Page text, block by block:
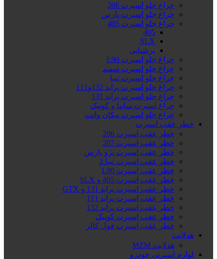
چراغ جلو اسپرت 206
چراغ جلو اسپرت پارس
چراغ جلو اسپرت 405
405
SLX
پرشیایی
چراغ جلو اسپرت L90
چراغ جلو اسپرت سمند
چراغ جلو اسپرت تیبا
چراغ جلو اسپرت پراید 132و111
چراغ جلو اسپرت پراید 131
چراغ اسپرت ساینا و کوییک
چراغ جلو اسپرت پیکان وانت
خطر عقب اسپرت
خطر عقب اسپرت 206
خطر عقب اسپرت 207
خطر عقب اسپرت پژو پارس
خطر عقب اسپرت تیبا 2
خطر عقب اسپرت L90
خطر عقب اسپرت 405 و SLX
خطر عقب اسپرت پراید 131 و GTX
خطر عقب اسپرت پراید 111
خطر عقب اسپرت پراید 132
خطر عقب اسپرت کوییک
خطر عقب اسپرت فول کالر
هدلایت
هدلایت MZM
لوازم اسپرتی خودرو